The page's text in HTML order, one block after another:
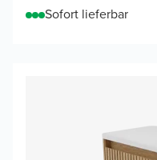
Sofort lieferbar